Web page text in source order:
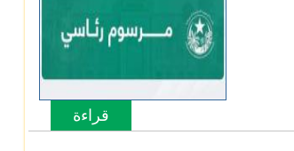
قراءة
المزيدحول عودة